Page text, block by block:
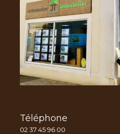
Téléphone
02 37 45 96 00